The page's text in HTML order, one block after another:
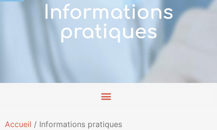
Informations
pratiques
Accueil / Informations pratiques